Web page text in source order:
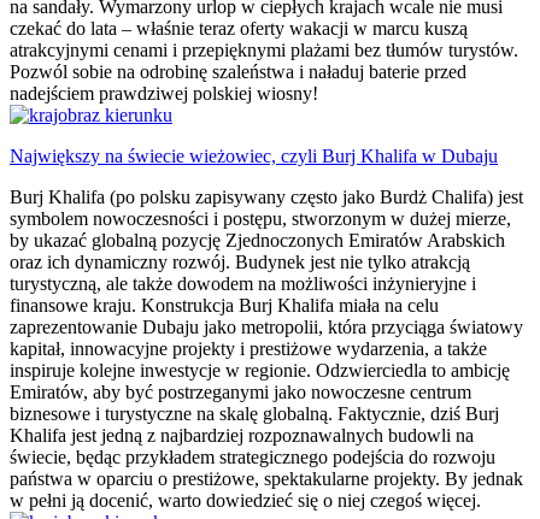
na sandały. Wymarzony urlop w ciepłych krajach wcale nie musi
czekać do lata – właśnie teraz oferty wakacji w marcu kuszą
atrakcyjnymi cenami i przepięknymi plażami bez tłumów turystów.
Pozwól sobie na odrobinę szaleństwa i naładuj baterie przed
nadejściem prawdziwej polskiej wiosny!
Największy na świecie wieżowiec, czyli Burj Khalifa w Dubaju
Burj Khalifa (po polsku zapisywany często jako Burdż Chalifa) jest
symbolem nowoczesności i postępu, stworzonym w dużej mierze,
by ukazać globalną pozycję Zjednoczonych Emiratów Arabskich
oraz ich dynamiczny rozwój. Budynek jest nie tylko atrakcją
turystyczną, ale także dowodem na możliwości inżynieryjne i
finansowe kraju. Konstrukcja Burj Khalifa miała na celu
zaprezentowanie Dubaju jako metropolii, która przyciąga światowy
kapitał, innowacyjne projekty i prestiżowe wydarzenia, a także
inspiruje kolejne inwestycje w regionie. Odzwierciedla to ambicję
Emiratów, aby być postrzeganymi jako nowoczesne centrum
biznesowe i turystyczne na skalę globalną. Faktycznie, dziś Burj
Khalifa jest jedną z najbardziej rozpoznawalnych budowli na
świecie, będąc przykładem strategicznego podejścia do rozwoju
państwa w oparciu o prestiżowe, spektakularne projekty. By jednak
w pełni ją docenić, warto dowiedzieć się o niej czegoś więcej.